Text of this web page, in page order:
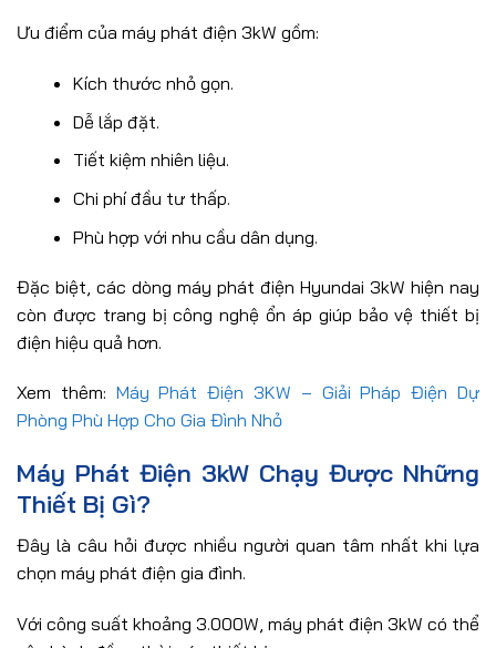
Ưu điểm của máy phát điện 3kW gồm:
Kích thước nhỏ gọn.
Dễ lắp đặt.
Tiết kiệm nhiên liệu.
Chi phí đầu tư thấp.
Phù hợp với nhu cầu dân dụng.
Đặc biệt, các dòng máy phát điện Hyundai 3kW hiện nay
còn được trang bị công nghệ ổn áp giúp bảo vệ thiết bị
điện hiệu quả hơn.
Xem thêm: Máy Phát Điện 3KW – Giải Pháp Điện Dự
Phòng Phù Hợp Cho Gia Đình Nhỏ
Máy Phát Điện 3kW Chạy Được Những
Thiết Bị Gì?
Đây là câu hỏi được nhiều người quan tâm nhất khi lựa
chọn máy phát điện gia đình.
Với công suất khoảng 3.000W, máy phát điện 3kW có thể